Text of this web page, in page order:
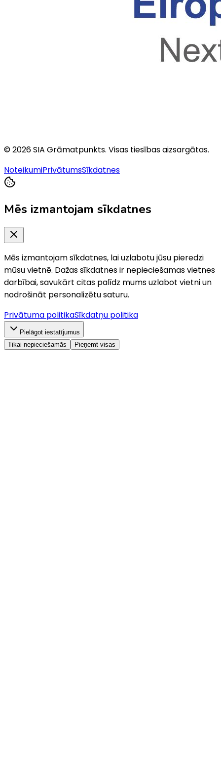
©2026SIA Grāmatpunkts. Visas tiesības aizsargātas.
NoteikumiPrivātumsSīkdatnes
Mēs izmantojam sīkdatnes
Mēs izmantojam sīkdatnes, lai uzlabotu jūsu pieredzi
mūsu vietnē. Dažas sīkdatnes ir nepieciešamas vietnes
darbībai, savukārt citas palīdz mums uzlabot vietni un
nodrošināt personalizētu saturu.
Privātuma politikaSīkdatņu politika
Pielāgot iestatījumus
Tikai nepieciešamās
Pieņemt visas